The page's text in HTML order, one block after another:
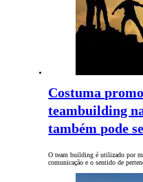
Costuma
teambuilding
também pode
O team building é utilizado por
comunicação e o sentido de